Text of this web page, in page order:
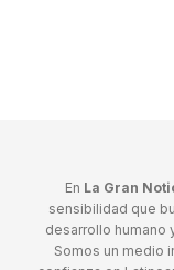
En La Gran
sensibilidad que
desarrollo humano
Somos un medio